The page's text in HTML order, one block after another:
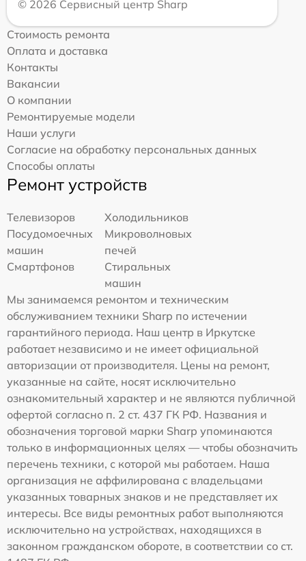
© 2026 Сервисный центр Sharp
Стоимость ремонта
Оплата и доставка
Контакты
Вакансии
О компании
Ремонтируемые модели
Наши услуги
Согласие на обработку персональных данных
Способы оплаты
Ремонт устройств
Телевизоров
Холодильников
Посудомоечных
машин
Микроволновых
печей
Смартфонов
Стиральных
машин
Мы занимаемся ремонтом и техническим
обслуживанием техники Sharp по истечении
гарантийного периода. Наш центр в Иркутске
работает независимо и не имеет официальной
авторизации от производителя. Цены на ремонт,
указанные на сайте, носят исключительно
ознакомительный характер и не являются публичной
офертой согласно п. 2 ст. 437 ГК РФ. Названия и
обозначения торговой марки Sharp упоминаются
только в информационных целях — чтобы обозначить
перечень техники, с которой мы работаем. Наша
организация не аффилирована с владельцами
указанных товарных знаков и не представляет их
интересы. Все виды ремонтных работ выполняются
исключительно на устройствах, находящихся в
законном гражданском обороте, в соответствии со ст.